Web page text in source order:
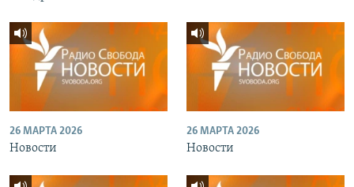
26 МАРТА 2026
Новости
26 МАРТА 2026
Новости